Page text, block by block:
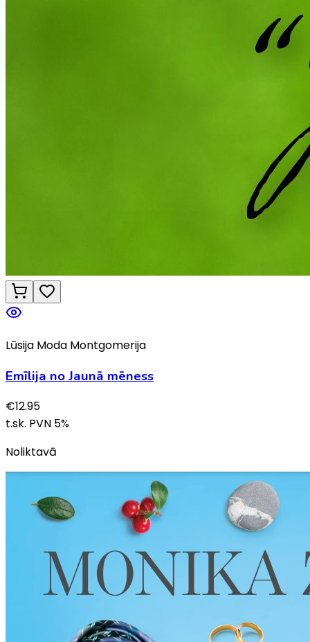
Lūsija Moda Montgomerija
Emīlija no Jaunā mēness
€12.95
t.sk. PVN 5%
Noliktavā